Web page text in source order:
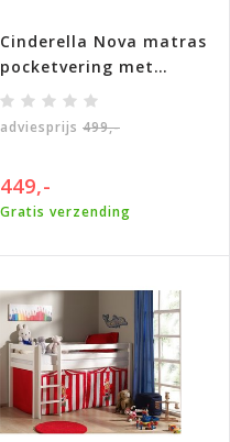
Cinderella Nova matras
pocketvering met
koudschuim- Ca 24 cm
adviesprijs 499,-
449,-
Gratis verzending